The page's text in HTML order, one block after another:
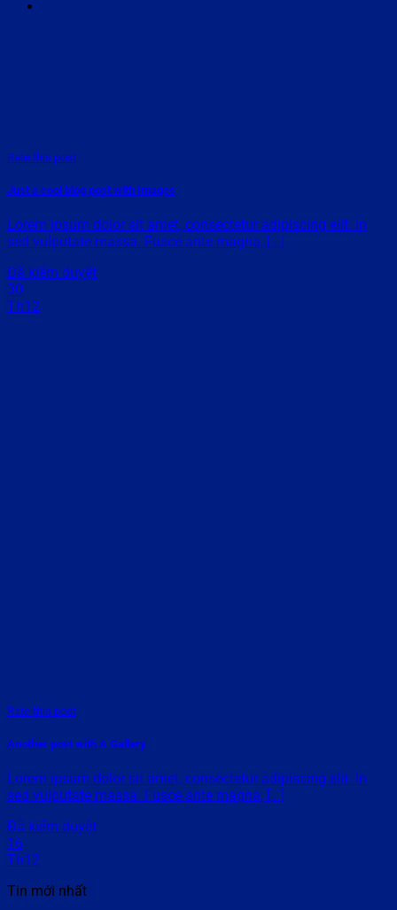
Rate this post
Just a cool blog post with Images
Lorem ipsum dolor sit amet, consectetur adipiscing elit. In
sed vulputate massa. Fusce ante magna, [...]
Đã kiểm duyệt
30
Th12
Rate this post
Another post with A Gallery
Lorem ipsum dolor sit amet, consectetur adipiscing elit. In
sed vulputate massa. Fusce ante magna, [...]
Đã kiểm duyệt
16
Th12
Tin mới nhất